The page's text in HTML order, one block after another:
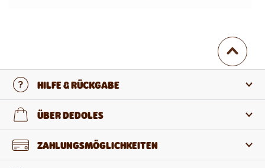
HILFE & RÜCKGABE
Kontaktiere uns
Rückgabe und Reklamation
ÜBER DEDOLES
Über unsZAHLUNGSMÖGLICHKEITEN